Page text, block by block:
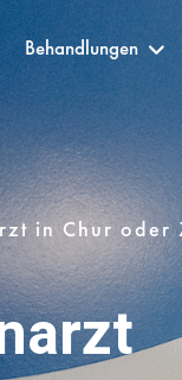
Behandlungen
in Chur oder